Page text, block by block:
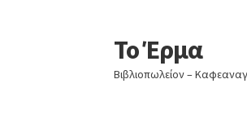
Απευθείας
μετάβαση
στην
Μετάβαση
σε
περιεχόμενο
Το Έρμα
Βιβλιοπωλείον –